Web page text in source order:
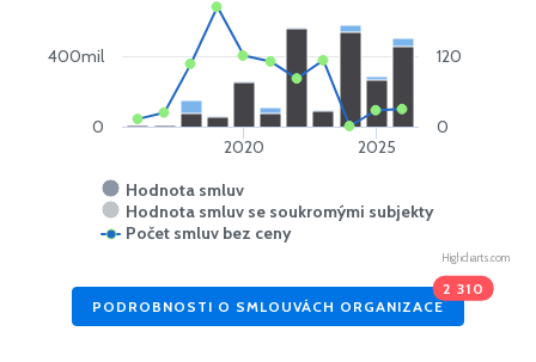
Hodnota smluv
Hodnota smluv se soukromými subjekty
Počet smluv bez ceny
2020 2025
0
400mil
0
120
Highcharts.com
PODROBNOSTI O SMLOUVÁCH ORGANIZACE
2 310